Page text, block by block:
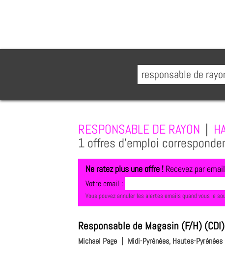
RESPONSABLE DE RAYON
1 offres d'emploi
Ne ratez plus une offre ! Recevez par
Votre email :
Vous pouvez annuler les alertes emails quand vous le
Responsable de Magasin (F/H) (CDI)
Michael Page | Midi-Pyrénées, Hautes-